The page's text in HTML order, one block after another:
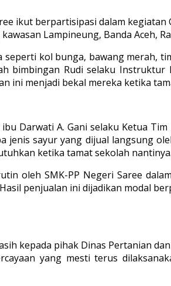
ikut berpartisipasi dalam
Lampineung, Banda Aceh,
kol bunga, bawang merah,
bimbingan Rudi selaku
ini menjadi bekal mereka ketika
Darwati A. Gani selaku Ketua
sayur yang dijual langsung
ketika tamat sekolah nantinya.
oleh SMK-PP Negeri Saree
penjualan ini dijadikan modal
kepada pihak Dinas Pertanian
yang mesti terus